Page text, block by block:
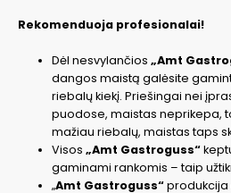
Rekomenduoja profesionalai!
Dėl nesvylančios„Amt
dangos maistą galėsite
riebalų kiekį. Priešingai nei
puodose, maistas neprikepa,
mažiau riebalų, maistas taps
Visos„Amt Gastroguss“
gaminami rankomis – taip
„Amt Gastroguss“produkcija